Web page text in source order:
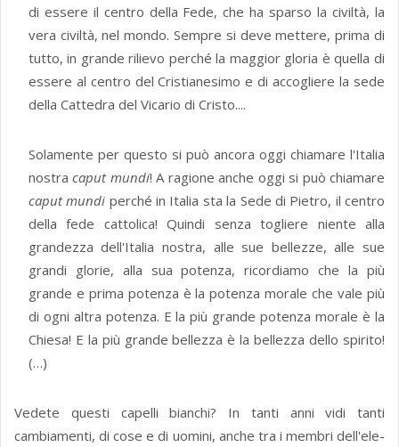
di essere il centro della Fede, che ha sparso la civiltà, la
vera civiltà, nel mondo. Sempre si deve mettere, prima di
tutto, in grande rilievo perché la maggior gloria è quella di
essere al centro del Cristianesimo e di accogliere la sede
della Cattedra del Vicario di Cristo....
Solamente per questo si può ancora oggi chiamare l'Italia
nostracaput mundi! A ragione anche oggi si può chiamare
caput mundi perché in Italia sta la Sede di Pietro, il centro
della fede cattolica! Quindi senza togliere niente alla
grandezza dell'Italia nostra, alle sue bellezze, alle sue
grandi glorie, alla sua potenza, ricordiamo che la più
grande e prima potenza è la potenza morale che vale più
di ogni altra potenza. E la più grande potenza morale è la
Chiesa! E la più grande bellezza è la bellezza dello spirito!
(…)
Vedete questi capelli bianchi? In tanti anni vidi tanti
cambiamenti, di cose e di uomini, anche tra i membri dell'ele­